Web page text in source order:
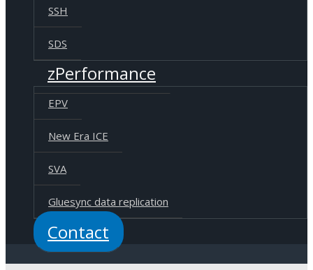
SSH
SDS
zPerformance
EPV
New Era ICE
SVA
Gluesync data replication
Contact